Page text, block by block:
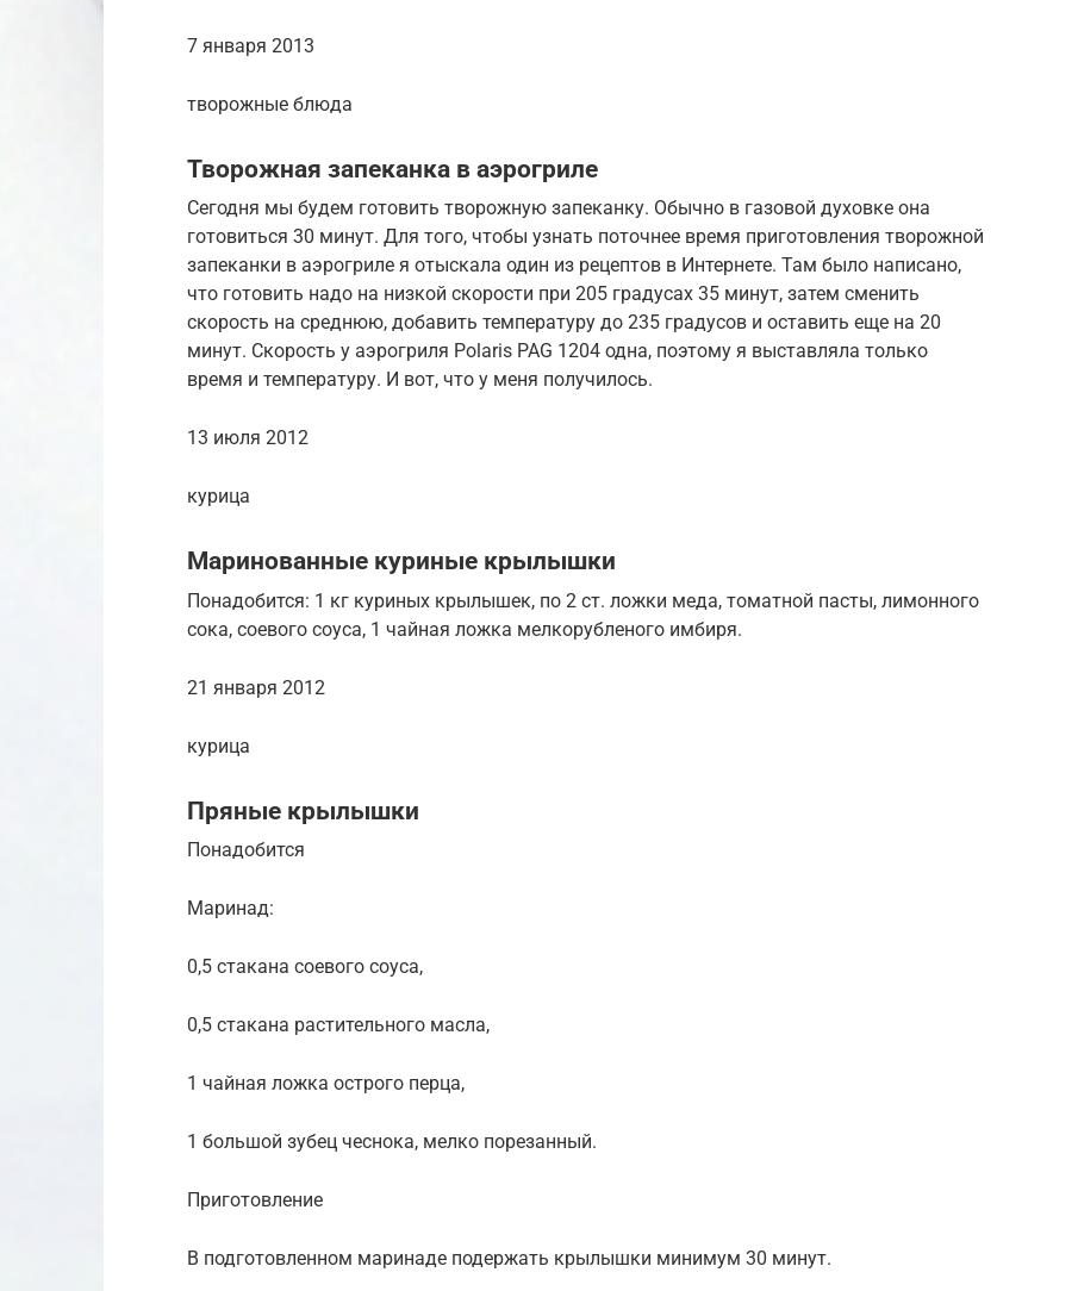
7 января 2013
творожные блюда
Творожная запеканка в аэрогриле
Сегодня мы будем готовить творожную запеканку. Обычно в газовой духовке она
готовиться 30 минут. Для того, чтобы узнать поточнее время приготовления творожной
запеканки в аэрогриле я отыскала один из рецептов в Интернете. Там было написано,
что готовить надо на низкой скорости при 205 градусах 35 минут, затем сменить
скорость на среднюю, добавить температуру до 235 градусов и оставить еще на 20
минут. Скорость у аэрогриля Polaris PAG 1204 одна, поэтому я выставляла только
время и температуру. И вот, что у меня получилось.
13 июля 2012
курица
Маринованные куриные крылышки
Понадобится: 1 кг куриных крылышек, по 2 ст. ложки меда, томатной пасты, лимонного
сока, соевого соуса, 1 чайная ложка мелкорубленого имбиря.
21 января 2012
курица
Пряные крылышки
Понадобится
Маринад:
0,5 стакана соевого соуса,
0,5 стакана растительного масла,
1 чайная ложка острого перца,
1 большой зубец чеснока, мелко порезанный.
Приготовление
В подготовленном маринаде подержать крылышки минимум 30 минут.